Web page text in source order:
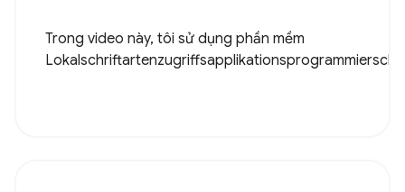
Trong video này, tôi sử dụng phần mềm